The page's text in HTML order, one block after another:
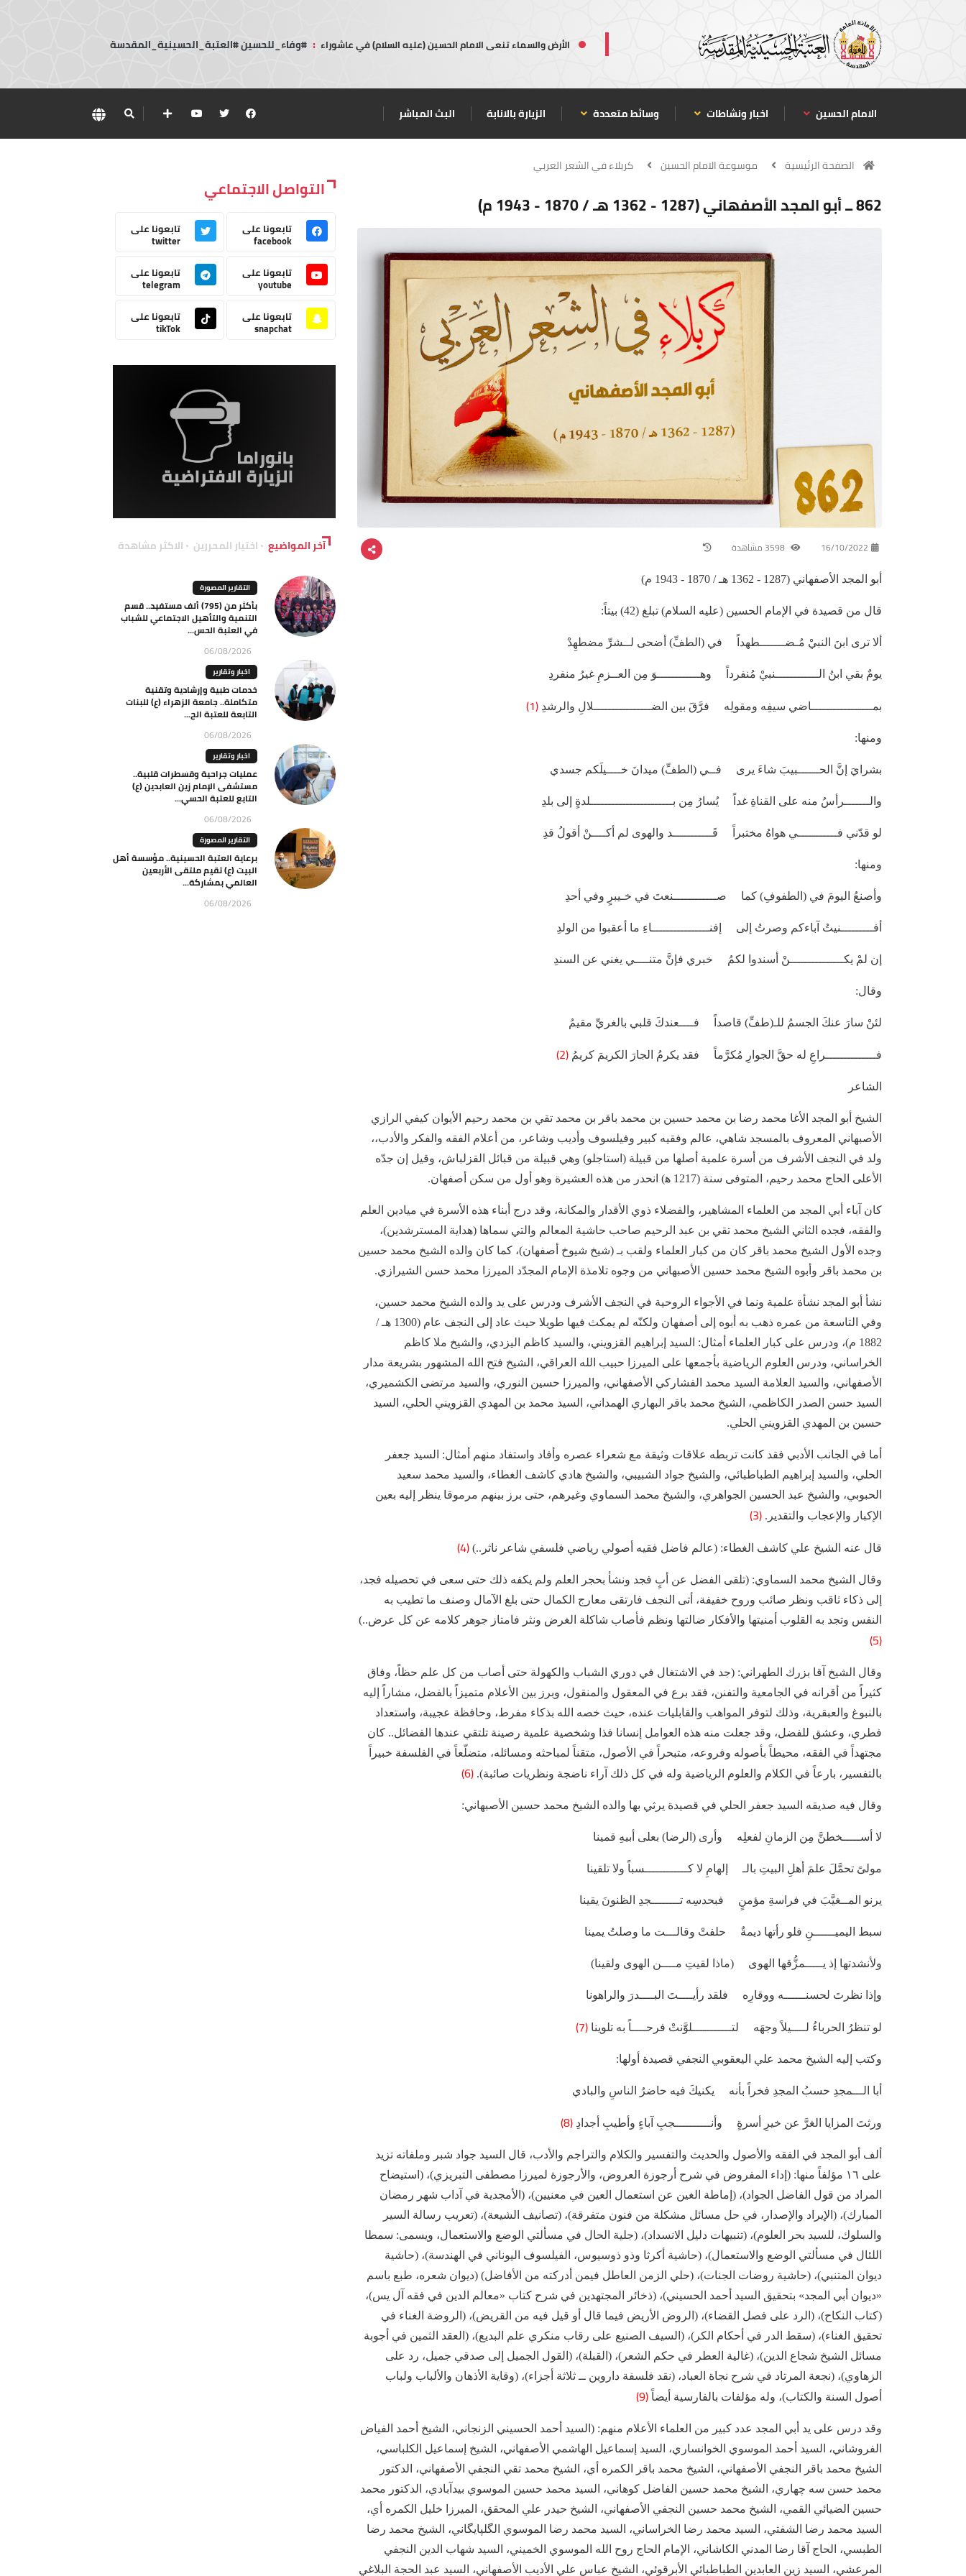
الأرض والسماء تنعى الامام الحسين (عليه السلام) في عاشوراء : #وفاء_للحسين #العتبة_الحسينية_المقدسة
الامام الحسين اخبار ونشاطات وسائط متعددة الزيارة بالانابة البث المباشر
الصفحة الرئيسية موسوعة الامام الحسين كربلاء في الشعر العربي
862 ــ أبو المجد الأصفهاني (1287 - 1362 هـ / 1870 - 1943 م)
16/10/2022
أبو المجد الأصفهاني (1287 - 1362 هـ / 1870 - 1943 م)
قال من قصيدة في الإمام الحسين (عليه السلام) تبلغ (42) بيتاً:
ألا ترى ابنَ النبيْ مُـضـــــــطهداً في (الطفِّ) أضحى لــشرِّ مضطهِدْ
يومٌ بقي ابنُ الــــــــــــنبيْ مُنفرداً وهــــــــــــوَ مِن العــزمِ غيرُ منفردِ
بمـــــــــــــــــاضي سيفِه ومقولِه فرَّقَ بين الضــــــــــــــــلالِ والرشدِ (1)
ومنها:
بشرايَ إنَّ الحــــــبيبَ شاءَ يرى فــي (الطفِّ) ميدانَ خــــيلَكم جسدي
والـــــــرأسُ منه على القناةِ غداً يُسارُ مِن بـــــــــــــــــــــــلدةٍ إلى بلدِ
لو قدّني فـــــــــــي هواهُ مختبراً قَـــــــــــد والهوى لم أكــــنْ أقولُ قدِ
ومنها:
وأصنعُ اليومَ في (الطفوفِ) كما صــــــــــــنعتَ في خـيبرٍ وفي أحدِ
أفـــــــــنيتُ آباءكم وصرتُ إلى إفنــــــــــــــــاءِ ما أعقبوا من الولدِ
إن لمْ يكـــــــــــــــنْ أسندوا لكمُ خبري فإنَّ متنــــي يغني عن السندِ
وقال:
لئنْ سارَ عنكَ الجسمُ للـ(طفِّ) قاصداً فــــعندكَ قلبي بالغريِّ مقيمُ
فــــــــــــــراعِ له حقَّ الجوارِ مُكرَّماً فقد يكرمُ الجارَ الكريمَ كريمُ (2)
الشاعر
الشيخ أبو المجد الأغا محمد رضا بن محمد حسين بن محمد باقر بن محمد تقي بن محمد رحيم الأيوان كيفي الرازي
الأصبهاني المعروف بالمسجد شاهي، عالم وفقيه كبير وفيلسوف وأديب وشاعر، من أعلام الفقه والفكر والأدب،،
ولد في النجف الأشرف من أسرة علمية أصلها من قبيلة (استاجلو) وهي قبيلة من قبائل القزلباش، وقيل إن جدّه
الأعلى الحاج محمد رحيم، المتوفى سنة (1217 ه‍) انحدر من هذه العشيرة وهو أول من سكن أصفهان.
كان آباء أبي المجد من العلماء المشاهير، والفضلاء ذوي الأقدار والمكانة، وقد درج أبناء هذه الأسرة في ميادين العلم
والفقه، فجده الثاني الشيخ محمد تقي بن عبد الرحيم صاحب حاشية المعالم والتي سماها (هداية المسترشدين)،
وجده الأول الشيخ محمد باقر كان من كبار العلماء ولقب بـ (شيخ شيوخ أصفهان)، كما كان والده الشيخ محمد حسين
بن محمد باقر وأبوه الشيخ محمد حسين الأصبهاني من وجوه تلامذة الإمام المجدّد الميرزا محمد حسن الشيرازي.
نشأ أبو المجد نشأة علمية ونما في الأجواء الروحية في النجف الأشرف ودرس على يد والده الشيخ محمد حسين،
وفي التاسعة من عمره ذهب به أبوه إلى أصفهان ولكنّه لم يمكث فيها طويلا حيث عاد إلى النجف عام (1300 هـ /
1882 م)، ودرس على كبار العلماء أمثال: السيد إبراهيم القزويني، والسيد كاظم اليزدي، والشيخ ملا كاظم
الخراساني، ودرس العلوم الرياضية بأجمعها على الميرزا حبيب الله العراقي، الشيخ فتح الله المشهور بشريعة مدار
الأصفهاني، والسيد العلامة السيد محمد الفشاركي الأصفهاني، والميرزا حسين النوري، والسيد مرتضى الكشميري،
السيد حسن الصدر الكاظمي، الشيخ محمد باقر البهاري الهمداني، السيد محمد بن المهدي القزويني الحلي، السيد
حسين بن المهدي القزويني الحلي.
أما في الجانب الأدبي فقد كانت تربطه علاقات وثيقة مع شعراء عصره وأفاد واستفاد منهم أمثال: السيد جعفر
الحلي، والسيد إبراهيم الطباطبائي، والشيخ جواد الشبيبي، والشيخ هادي كاشف الغطاء، والسيد محمد سعيد
الحبوبي، والشيخ عبد الحسين الجواهري، والشيخ محمد السماوي وغيرهم، حتى برز بينهم مرموقا ينظر إليه بعين
الإكبار والإعجاب والتقدير. (3)
قال عنه الشيخ علي كاشف الغطاء: (عالم فاضل فقيه أصولي رياضي فلسفي شاعر ناثر..) (4)
وقال الشيخ محمد السماوي: (تلقى الفضل عن أبٍ فجد ونشأ بحجر العلم ولم يكفه ذلك حتى سعى في تحصيله فجد،
إلى ذكاء ثاقب ونظر صائب وروح خفيفة، أتى النجف فارتقى معارج الكمال حتى بلغ الآمال وصنف ما تطيب به
النفس وتجد به القلوب أمنيتها والأفكار ضالتها ونظم فأصاب شاكلة الغرض ونثر فامتاز جوهر كلامه عن كل عرض..)
(5)
وقال الشيخ آقا بزرك الطهراني: (جد في الاشتغال في دوري الشباب والكهولة حتى أصاب من كل علم حظاً، وفاق
كثيراً من أقرانه في الجامعية والتفنن، فقد برع في المعقول والمنقول، وبرز بين الأعلام متميزاً بالفضل، مشاراً إليه
بالنبوغ والعبقرية، وذلك لتوفر المواهب والقابليات عنده، حيث خصه الله بذكاء مفرط، وحافظة عجيبة، واستعداد
فطري، وعشق للفضل، وقد جعلت منه هذه العوامل إنسانا فذا وشخصية علمية رصينة تلتقي عندها الفضائل.. كان
مجتهداً في الفقه، محيطاً بأصوله وفروعه، متبحراً في الأصول، متقناً لمباحثه ومسائله، متضلّعاً في الفلسفة خبيراً
بالتفسير، بارعاً في الكلام والعلوم الرياضية وله في كل ذلك آراء ناضجة ونظريات صائبة). (6)
وقال فيه صديقه السيد جعفر الحلي في قصيدة يرثي بها والده الشيخ محمد حسين الأصبهاني:
لا أســـــخطنَّ مِن الزمانِ لفعلِه وأرى (الرضا) بعلى أبيهِ قمينا
مولىً تحمَّلَ علمَ أهلِ البيتِ بالـ إلهامِ لا كــــــــــــسباً ولا تلقينا
يرنو المــغيَّبَ في فراسةِ مؤمنٍ فبحدسِه تــــــــجدِ الظنونَ يقينا
سبط اليميــــــنِ فلو رأتها ديمةٌ حلفتْ وقالـــت ما وصلتُ يمينا
ولأنشدتها إذ يـــــمزُّقها الهوى (ماذا لقيتِ مــــن الهوى ولقينا)
وإذا نظرتَ لحسنــــــه ووقارِه فلقد رأيــــتَ البــــدرَ والراهونا
لو تنظرُ الحرباءُ لــــيلاً وجهَه لتـــــــــــلوَّنتْ فرحــــاً به تلوينا (7)
وكتب إليه الشيخ محمد علي اليعقوبي النجفي قصيدة أولها:
أبا الـــمجدِ حسبُ المجدِ فخراً بأنه يكنيكَ فيه حاضرُ الناسِ والبادي
ورثتَ المزايا الغرَّ عن خيرِ أسرةٍ وأنــــــــــجبِ آباءٍ وأطيبِ أجدادِ (8)
ألف أبو المجد في الفقه والأصول والحديث والتفسير والكلام والتراجم والأدب، قال السيد جواد شبر وملفاته تزيد
على ١٦ مؤلفاً منها: (إداء المفروض في شرح أرجوزة العروض، والأرجوزة لميرزا مصطفى التبريزي)، (استيضاح
المراد من قول الفاضل الجواد)، (إماطة الغين عن استعمال العين في معنيين)، (الأمجدية في آداب شهر رمضان
المبارك)، (الإيراد والإصدار، في حل مسائل مشكلة من فنون متفرقة)، (تصانيف الشيعة)، (تعريب رسالة السير
والسلوك، للسيد بحر العلوم)، (تنبيهات دليل الانسداد)، (جلية الحال في مسألتي الوضع والاستعمال، ويسمى: سمطا
اللئال في مسألتي الوضع والاستعمال)، (حاشية أكرثا وذو ذوسيوس، الفيلسوف اليوناني في الهندسة)، (حاشية
ديوان المتنبي)، (حاشية روضات الجنات)، (حلي الزمن العاطل فيمن أدركته من الأفاضل) (ديوان شعره، طبع باسم
«ديوان أبي المجد» بتحقيق السيد أحمد الحسيني)، (ذخائر المجتهدين في شرح كتاب «معالم الدين في فقه آل يس)،
(كتاب النكاح)، (الرد على فصل القضاء)، (الروض الأريض فيما قال أو قيل فيه من القريض)، (الروضة الغناء في
تحقيق الغناء)، (سقط الدر في أحكام الكر)، (السيف الصنيع على رقاب منكري علم البديع)، (العقد الثمين في أجوبة
مسائل الشيخ شجاع الدين)، (غالية العطر في حكم الشعر)، (القبلة)، (القول الجميل إلى صدقي جميل، رد على
الزهاوي)، (نجعة المرتاد في شرح نجاة العباد، (نقد فلسفة داروين ــ ثلاثة أجزاء)، (وقاية الأذهان والألباب ولباب
أصول السنة والكتاب)، وله مؤلفات بالفارسية أيضاً (9)
وقد درس على يد أبي المجد عدد كبير من العلماء الأعلام منهم: (السيد أحمد الحسيني الزنجاني، الشيخ أحمد الفياض
الفروشاني، السيد أحمد الموسوي الخوانساري، السيد إسماعيل الهاشمي الأصفهاني، الشيخ إسماعيل الكلباسي،
الشيخ محمد باقر النجفي الأصفهاني، الشيخ محمد باقر الكمره أي، الشيخ محمد تقي النجفي الأصفهاني، الدكتور
محمد حسن سه چهاري، الشيخ محمد حسين الفاضل كوهاني، السيد محمد حسين الموسوي بيدآبادي، الدكتور محمد
حسين الضيائي القمي، الشيخ محمد حسين النجفي الأصفهاني، الشيخ حيدر علي المحقق، الميرزا خليل الكمره أي،
السيد محمد رضا الشفتي، السيد محمد رضا الخراساني، السيد محمد رضا الموسوي الگلپايگاني، الشيخ محمد رضا
الطبسي، الحاج آقا رضا المدني الكاشاني، الإمام الحاج روح الله الموسوي الخميني، السيد شهاب الدين النجفي
المرعشي، السيد زين العابدين الطباطبائي الأبرقوئي، الشيخ عباس علي الأديب الأصفهاني، السيد عبد الحجة البلاغي
التواصل الاجتماعي
تابعونا على
facebook
تابعونا على
twitter
تابعونا على
youtube
تابعونا على
telegram
تابعونا على
snapchat
تابعونا على
tikTok
آخر المواضيع اختيار المحررين الاكثر مشاهدة
التقارير المصورة
بأكثر من (795) ألف مستفيد.. قسم
التنمية والتأهيل الاجتماعي للشباب
في العتبة الحس...
06/08/2026
اخبار وتقارير
خدمات طبية وإرشادية وتقنية
متكاملة.. جامعة الزهراء (ع) للبنات
التابعة للعتبة الح...
06/08/2026
اخبار وتقارير
عمليات جراحية وقسطرات قلبية..
مستشفى الإمام زين العابدين (ع)
التابع للعتبة الحسي...
06/08/2026
التقارير المصورة
برعاية العتبة الحسينية.. مؤسسة أهل
البيت (ع) تقيم ملتقى الأربعين
العالمي بمشاركة...
06/08/2026